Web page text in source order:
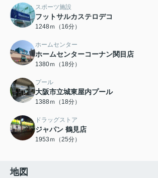
スポーツ施設
フットサルカステロデコ
1248ｍ（16分）
ホームセンター
ホームセンターコーナン関目店
1380ｍ（18分）
プール
大阪市立城東屋内プール
1388ｍ（18分）
ドラッグストア
ジャパン 鶴見店
1953ｍ（25分）
地図